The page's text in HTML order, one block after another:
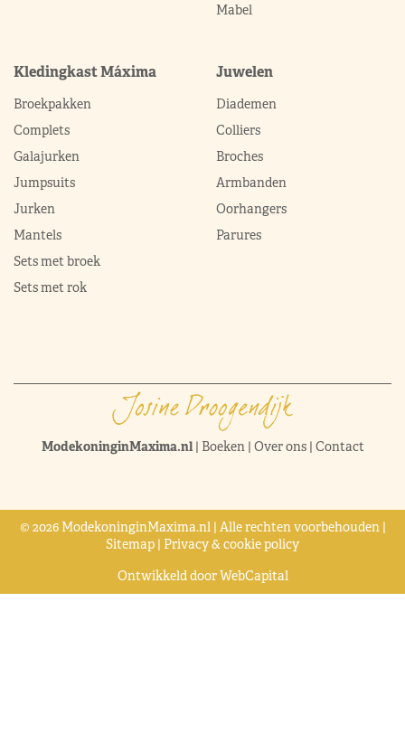
Mabel
Kledingkast Máxima
Broekpakken
Complets
Galajurken
Jumpsuits
Jurken
Mantels
Sets met broek
Sets met rok
Juwelen
Diademen
Colliers
Broches
Armbanden
Oorhangers
Parures
ModekoninginMaxima.nl| Boeken| Over ons| Contact
© 2026 ModekoninginMaxima.nl | Alle rechten voorbehouden |
Sitemap | Privacy & cookie policy
Ontwikkeld doorWebCapital